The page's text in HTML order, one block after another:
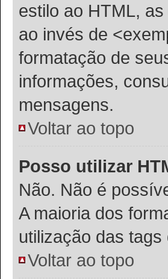
estilo ao HTML,
ao invés de
formatação de
informações,
mensagens.
Voltar ao topo
Posso utilizar
Não. Não é
A maioria dos
utilização das tags
Voltar ao topo